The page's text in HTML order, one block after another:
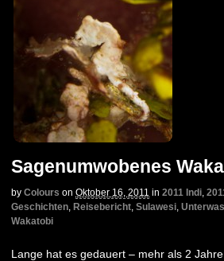
Sagenumwobenes
by Colours on Oktober 16, 2011 in 2011 Indi,
Geschichten, Reisebericht, Sulawesi,
Wakatobi
Lange hat es gedauert – mehr als 2